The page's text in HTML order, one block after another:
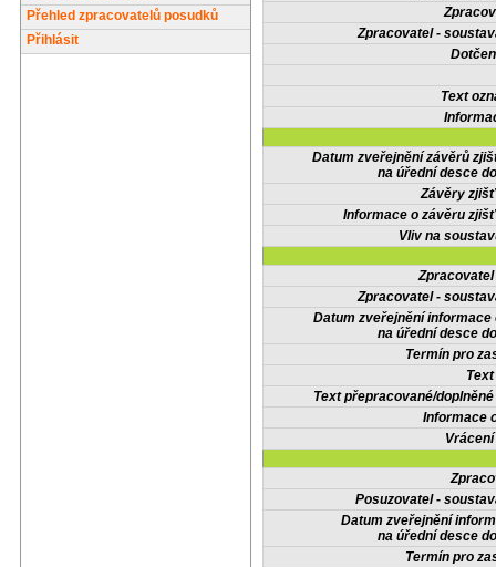
Přehled zpracovatelů posudků
Přihlásit
Zpracovatel -
Text
Datum zveřejnění závěrů
na úřední desce
Závěry
Informace o závěru
Vliv na
Zpracovatel -
Datum zveřejnění informace
na úřední desce
Termín pro
Text přepracované/
Informace
Posuzovatel -
Datum zveřejnění
na úřední desce
Termín pro